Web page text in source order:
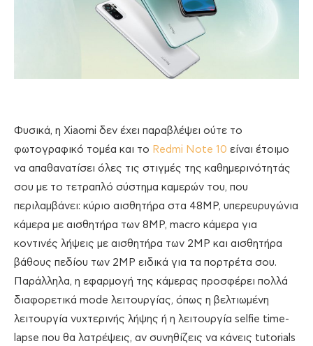
Φυσικά, η Xiaomi δεν έχει παραβλέψει ούτε το
φωτογραφικό τομέα και το Redmi Note 10 είναι έτοιμο
να απαθανατίσει όλες τις στιγμές της καθημερινότητάς
σου με το τετραπλό σύστημα καμερών του, που
περιλαμβάνει: κύριο αισθητήρα στα 48MP, υπερευρυγώνια
κάμερα με αισθητήρα των 8MP, macro κάμερα για
κοντινές λήψεις με αισθητήρα των 2MP και αισθητήρα
βάθους πεδίου των 2MP ειδικά για τα πορτρέτα σου.
Παράλληλα, η εφαρμογή της κάμερας προσφέρει πολλά
διαφορετικά mode λειτουργίας, όπως η βελτιωμένη
λειτουργία νυχτερινής λήψης ή η λειτουργία selfie time-
lapse που θα λατρέψεις, αν συνηθίζεις να κάνεις tutorials